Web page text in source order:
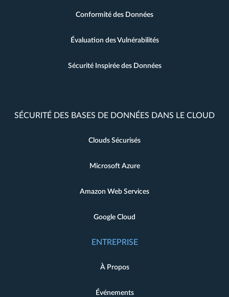
Conformité des Données
Évaluation des Vulnérabilités
Sécurité Inspirée des Données
SÉCURITÉ DES BASES DE DONNÉES DANS LE CLOUD
Clouds Sécurisés
Microsoft Azure
Amazon Web Services
Google Cloud
ENTREPRISE
À Propos
Événements